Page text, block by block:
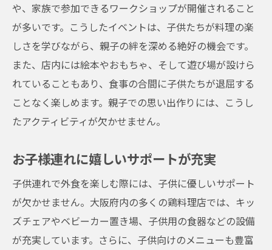
や、家族で参加できるワークショップが開催されること
が多いです。こうしたイベントは、子供たちが料理の楽
しさを学びながら、親子の絆を深める絶好の機会です。
また、店内には絵本やおもちゃ、そして遊び場が設けら
れていることもあり、食事の合間に子供たちが退屈する
ことなく楽しめます。親子での思い出作りには、こうし
たアクティビティが欠かせません。
お子様連れに嬉しいサポートが充実
子供連れで外食を楽しむ際には、子供に優しいサポート
が欠かせません。大阪府内の多くの鶏料理店では、キッ
ズチェアやベビーカー置き場、子供用の食器などの設備
が充実しています。さらに、子供向けのメニューも豊富